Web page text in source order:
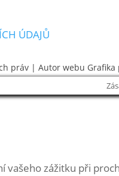
ÚDAJŮ
práv | Autor webu Grafika
vašeho zážitku při